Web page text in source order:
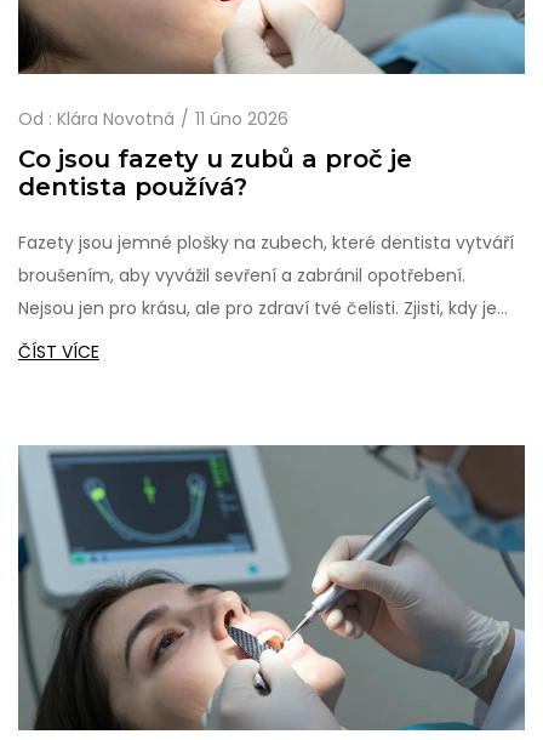
Od : Klára Novotná 11 úno 2026
Co jsou fazety u zubů a proč je
dentista používá?
Fazety jsou jemné plošky na zubech, které dentista vytváří
broušením, aby vyvážil sevření a zabránil opotřebení.
Nejsou jen pro krásu, ale pro zdraví tvé čelisti. Zjisti, kdy je
potřeba a jak fungují.
ČÍST VÍCE